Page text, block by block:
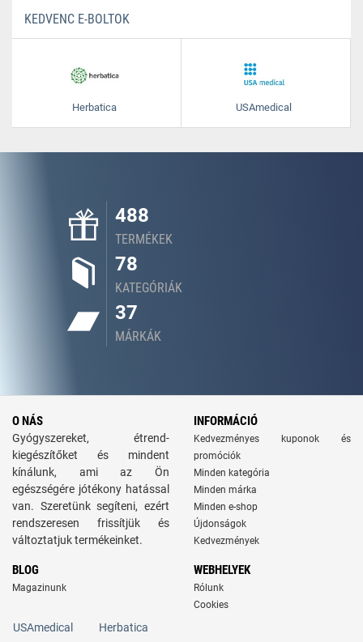
KEDVENC E-BOLTOK
Herbatica USAmedical
488
TERMÉKEK
78
KATEGÓRIÁK
37
MÁRKÁK
O NÁS
Gyógyszereket, étrend-
kiegészítőket és mindent
kínálunk, ami az Ön
egészségére jótékony hatással
van. Szeretünk segíteni, ezért
rendszeresen frissítjük és
változtatjuk termékeinket.
INFORMÁCIÓ
Kedvezményes kuponok és
promóciók
Minden kategória
Minden márka
Minden e-shop
Újdonságok
Kedvezmények
BLOG
Magazinunk
WEBHELYEK
Rólunk
Cookies
USAmedical Herbatica